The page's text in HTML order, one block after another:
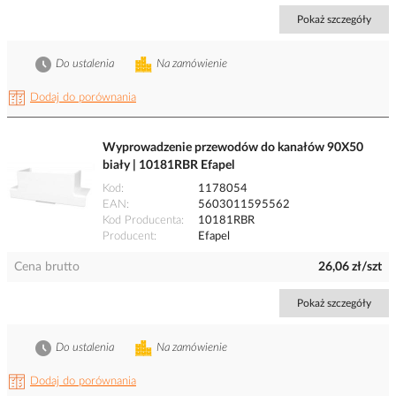
Pokaż szczegóły
Dodaj do porównania
Na zamówienie
Do ustalenia
Wyprowadzenie przewodów do kanałów 90X50
biały | 10181RBR Efapel
Kod
1178054
EAN
5603011595562
Kod Producenta
10181RBR
Producent
Efapel
Cena brutto 26,06 zł/szt
Pokaż szczegóły
Dodaj do porównania
Na zamówienie
Do ustalenia